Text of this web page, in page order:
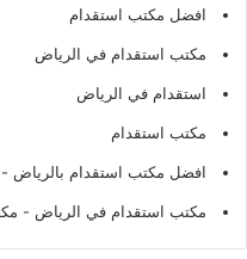
افضل مكتب استقدام
مكتب استقدام في الرياض
استقدام في الرياض
مكتب استقدام
افضل مكتب استقدام بالرياض -
مكتب استقدام في الرياض -